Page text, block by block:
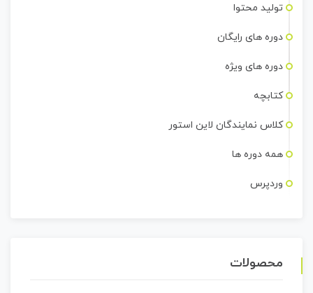
تولید محتوا
دوره های رایگان
دوره های ویژه
کتابچه
کلاس نمایندگان لاین استور
همه دوره ها
وردپرس
محصولات